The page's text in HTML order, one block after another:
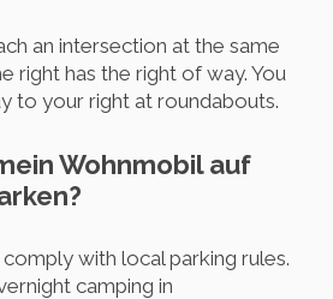
an intersection at the same
right has the right of way. You
to your right at roundabouts.
Wohnmobil auf
with local parking rules.
camping in